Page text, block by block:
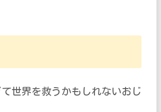
世界を救うかもしれないおじ